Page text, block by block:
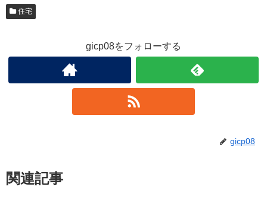
住宅
gicp08をフォローする
gicp08
関連記事